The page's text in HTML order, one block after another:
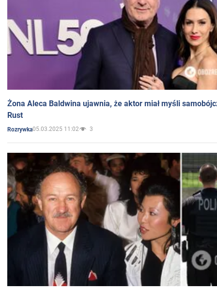
Żona Aleca Baldwina ujawnia, że aktor miał myśli
Rust
Rozrywka05.03.2025 11:02 3